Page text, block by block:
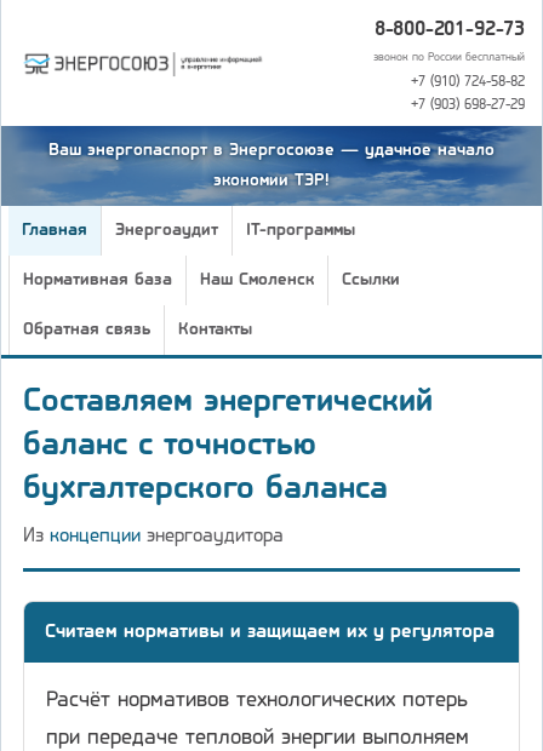
8-800-201-92-73
звонок по России бесплатный
+7 (910) 724-58-82
+7 (903) 698-27-29
Ваш энергопаспорт в Энергосоюзе — удачное начало
экономии ТЭР!
Главная Энергоаудит IT-программы
Нормативная база Наш Смоленск Ссылки
Обратная связь Контакты
Составляем энергетический
баланс с точностью
бухгалтерского баланса
Из концепции энергоаудитора
Считаем нормативы и защищаем их у регулятора
Расчёт нормативов технологических потерь
при передаче тепловой энергии выполняем